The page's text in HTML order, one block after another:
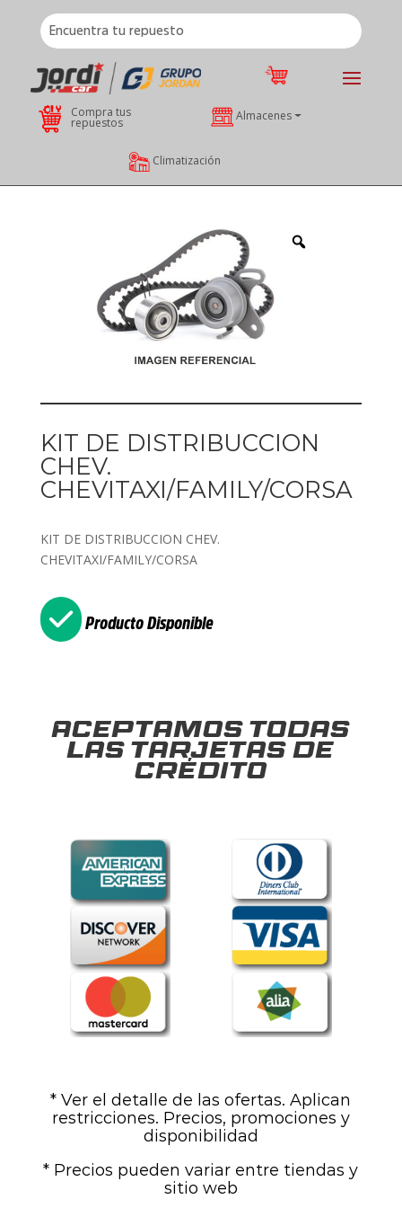
Compra tus
repuestos Almacenes
Climatización
KIT DE DISTRIBUCCION
CHEV.
CHEVITAXI/FAMILY/CORSA
KIT DE DISTRIBUCCION CHEV.
CHEVITAXI/FAMILY/CORSA
Producto Disponible
Aceptamos todas
las tarjetas de
crédito
* Ver el detalle de las ofertas. Aplican
restricciones. Precios, promociones y
disponibilidad
* Precios pueden variar entre tiendas y
sitio web